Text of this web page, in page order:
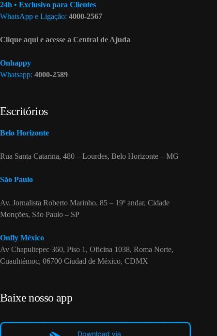
24h • Exclusivo para Clientes
WhatsApp e Ligação: 4000-2567
Clique aqui e acesse a Central de Ajuda
Onhappy
Whatsapp: 4000-2589
Escritórios
Belo Horizonte
Rua Santa Catarina, 480 – Lourdes, Belo Horizonte – MG
São Paulo
Av. Jornalista Roberto Marinho, 85 – 19º andar, Cidade
Monções, São Paulo – SP
Onfly México
Av Chapultepec 360, Piso 1, Oficina 1038, Roma Norte,
Cuauhtémoc, 06700 Ciudad de México, CDMX
Baixe nosso app